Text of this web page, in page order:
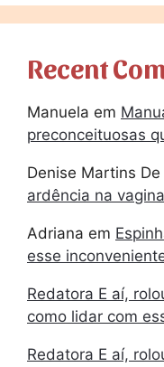
Recent
Manuela em
preconceituosas
Denise Martins
ardência na vagina
Adriana em
esse
Redatora E aí,
como lidar com
Redatora E aí,